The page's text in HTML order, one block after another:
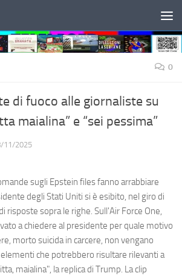
0
di fuoco alle giornaliste su
maialina” e “sei pessima”
11/2025
sugli Epstein files fanno arrabbiare
degli Stati Uniti si è esibito, nel giro di
risposte sopra le righe. Sull'Air Force One,
a chiedere al presidente per quale motivo
morto suicida in carcere, non vengano
che potrebbero risultare rilevanti a
maialina", la replica di Trump. La clip